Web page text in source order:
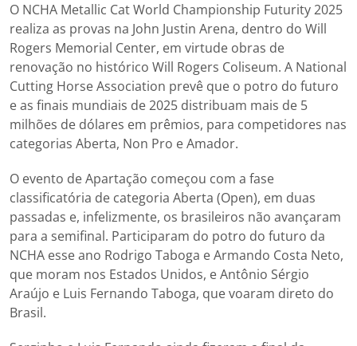
O NCHA Metallic Cat World Championship Futurity 2025
realiza as provas na John Justin Arena, dentro do Will
Rogers Memorial Center, em virtude obras de
renovação no histórico Will Rogers Coliseum. A National
Cutting Horse Association prevê que o potro do futuro
e as finais mundiais de 2025 distribuam mais de 5
milhões de dólares em prêmios, para competidores nas
categorias Aberta, Non Pro e Amador.
O evento de Apartação começou com a fase
classificatória de categoria Aberta (Open), em duas
passadas e, infelizmente, os brasileiros não avançaram
para a semifinal. Participaram do potro do futuro da
NCHA esse ano Rodrigo Taboga e Armando Costa Neto,
que moram nos Estados Unidos, e Antônio Sérgio
Araújo e Luis Fernando Taboga, que voaram direto do
Brasil.